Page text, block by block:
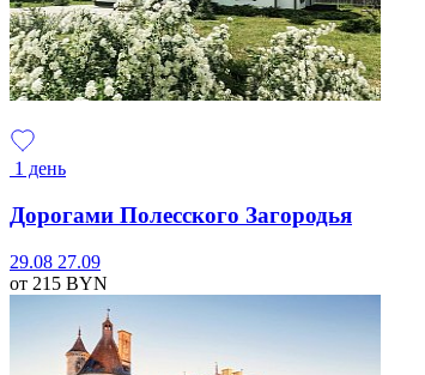
1 день
Дорогами Полесского Загородья
29.08 27.09
от 215 BYN